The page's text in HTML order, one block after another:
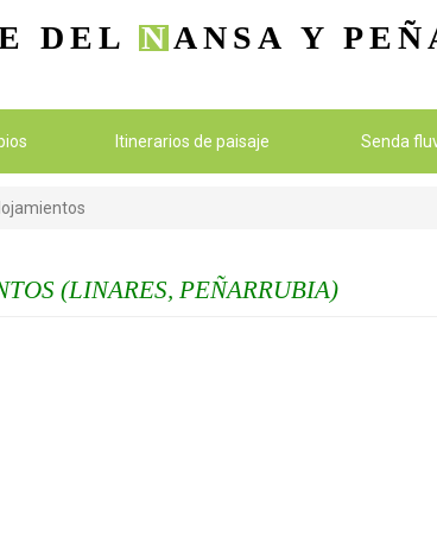
DEL NANSA Y
Itinerarios de paisaje Senda
(LINARES, PEÑARRUBIA)